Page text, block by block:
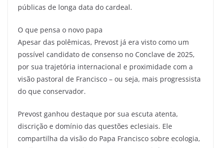
públicas de longa data do cardeal.
O que pensa o novo papa
Apesar das polêmicas, Prevost já era visto como um
possível candidato de consenso no Conclave de 2025,
por sua trajetória internacional e proximidade com a
visão pastoral de Francisco – ou seja, mais progressista
do que conservador.
Prevost ganhou destaque por sua escuta atenta,
discrição e domínio das questões eclesiais. Ele
compartilha da visão do Papa Francisco sobre ecologia,